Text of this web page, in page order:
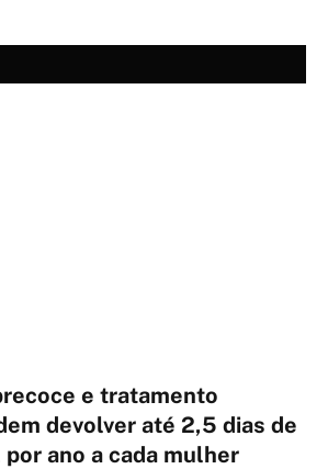
e tratamento
devolver até 2,5 dias de
ano a cada mulher